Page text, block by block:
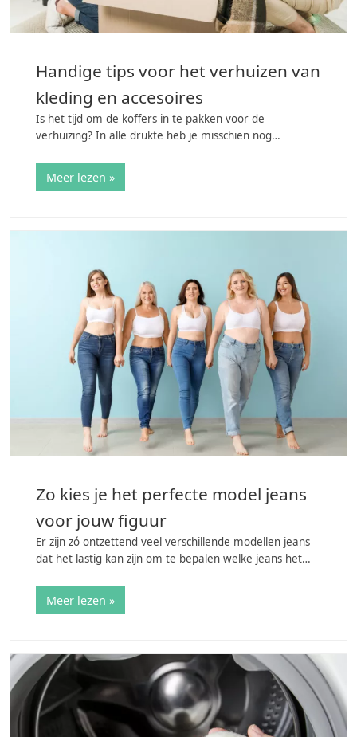
Handige tips voor het verhuizen van
kleding en accesoires
Is het tijd om de koffers in te pakken voor de
verhuizing? In alle drukte heb je misschien nog
Meer lezen »
Zo kies je het perfecte model jeans
voor jouw figuur
Er zijn zó ontzettend veel verschillende modellen jeans
dat het lastig kan zijn om te bepalen welke jeans het
Meer lezen »